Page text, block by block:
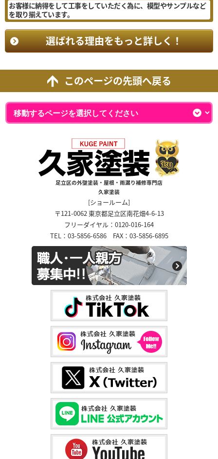
お客様に納得をして工事をしていただく為に、模型やサンプルなど
を取り揃えています。
選ばれる理由をもっと詳しく！
このページの先頭へ戻る
足立区の外壁塗装・屋根・雨漏り補修専門店
久家塗装
[ショールーム]
〒121-0062 東京都足立区南花畑4-6-13
フリーダイヤル：0120-016-164
TEL：03-5856-6586 FAX：03-5856-6895